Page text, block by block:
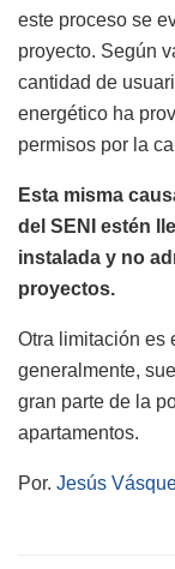
este proceso se
proyecto. Según
cantidad de
energético ha
permisos por la
Esta misma
del SENI estén
instalada y no
proyectos.
Otra limitación es
generalmente,
gran parte de la
apartamentos.
Por. Jesús